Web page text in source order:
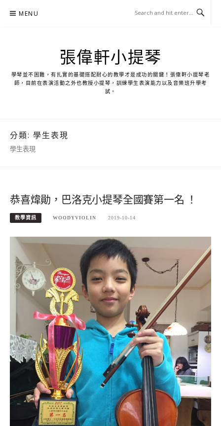
MENU
張偉軒小提琴
學琴並不困難，有扎實的基礎搭配耐心的教學才是成功的關鍵！張偉軒小提琴老
師，目前在表演活動之外也教授小提琴，訓練學生表演能力以及音樂班升學考
試。
分類: 學生表現
學生表現
恭喜煒勛，巴洛克小提琴全國賽第一名 ！
教學資訊 WOODYVIOLIN 2019-10-14